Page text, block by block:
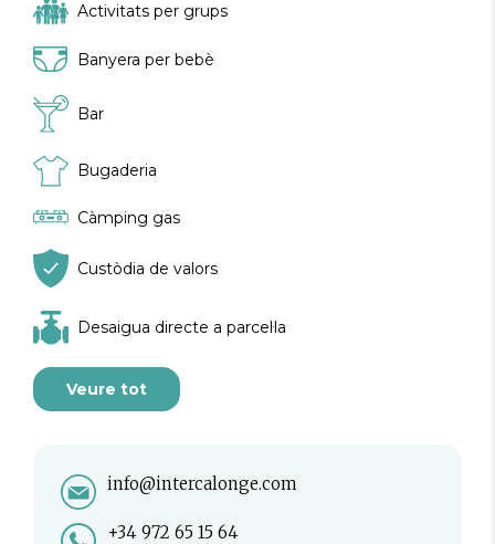
Activitats per grups
Banyera per bebè
Bar
Bugaderia
Càmping gas
Custòdia de valors
Desaigua directe a parcel·la
Veure tot
info@intercalonge.com
+34 972 65 15 64